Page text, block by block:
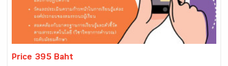
Price 395 Baht